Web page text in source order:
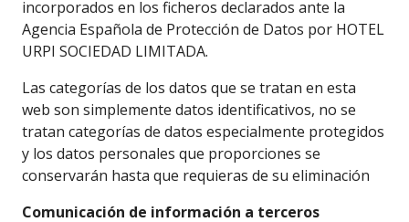
incorporados en los ficheros declarados ante la
Agencia Española de Protección de Datos por HOTEL
URPI SOCIEDAD LIMITADA.
Las categorías de los datos que se tratan en esta
web son simplemente datos identificativos, no se
tratan categorías de datos especialmente protegidos
y los datos personales que proporciones se
conservarán hasta que requieras de su eliminación
Comunicación de información a terceros